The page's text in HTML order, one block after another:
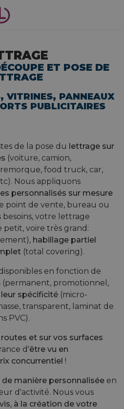
ET POSE DE
VITRINES, PANNEAUX
PUBLICITAIRES
de la pose du lettrage sur
(voiture, camion,
food truck, car,
Nous appliquons
personnalisés sur mesure
point de vente, bureau ou
besoins, votre lettrage
voire très grand:
habillage partiel
(total covering).
en fonction de
(permanent, promotionnel,
leur spécificité (micro-
transparent, laminat de
PVC).
et sur vos surfaces
d'être vu en
concurrentiel !
manière personnalisée en
d'activité. Nous vous
à la création de votre